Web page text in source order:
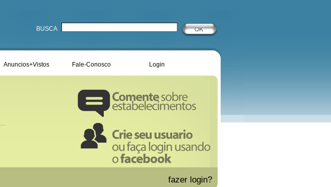
BUSCA
Anuncios+Vistos Fale-Conosco Login
fazer login?